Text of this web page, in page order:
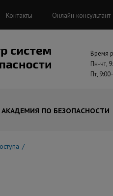
Контакты Онлайн консультант
Время
Пн-чт,
Пт,
АКАДЕМИЯ ПО БЕЗОПАСНОСТИ